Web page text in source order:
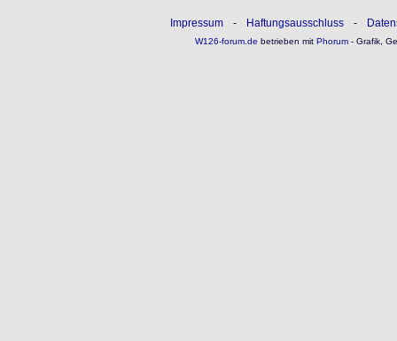
Impressum - Haftungsausschluss -
W126-forum.de betrieben mitPhorum- Grafik,